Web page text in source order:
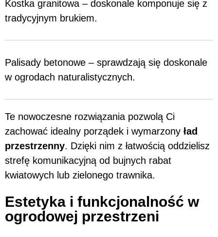
Kostka granitowa – doskonale komponuje się z
tradycyjnym brukiem.
Palisady betonowe – sprawdzają się doskonale
w ogrodach naturalistycznych.
Te nowoczesne rozwiązania pozwolą Ci
zachować idealny porządek i wymarzony ład
przestrzenny. Dzięki nim z łatwością oddzielisz
strefę komunikacyjną od bujnych rabat
kwiatowych lub zielonego trawnika.
Estetyka i funkcjonalność w
ogrodowej przestrzeni